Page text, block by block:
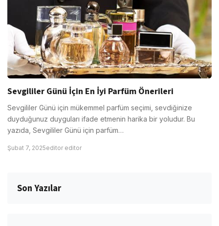
Sevgililer Günü İçin En İyi Parfüm Önerileri
Sevgililer Günü için mükemmel parfüm seçimi, sevdiğinize
duyduğunuz duyguları ifade etmenin harika bir yoludur. Bu
yazıda, Sevgililer Günü için parfüm…
Şubat 7, 2025editor editor
Son Yazılar